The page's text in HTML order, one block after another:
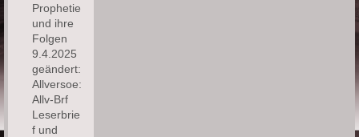
Prophetie
und ihre
Folgen
9.4.2025
geändert:
Allversoe:
Allv-Brf
Leserbrie
f und